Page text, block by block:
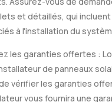
et détaillés, qui
à l'installation du
les garanties offertes :
de panneaux
vérifier les garanties
vous fournira une